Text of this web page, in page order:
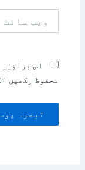
سائٹ
اس
محفوظ رکھیں